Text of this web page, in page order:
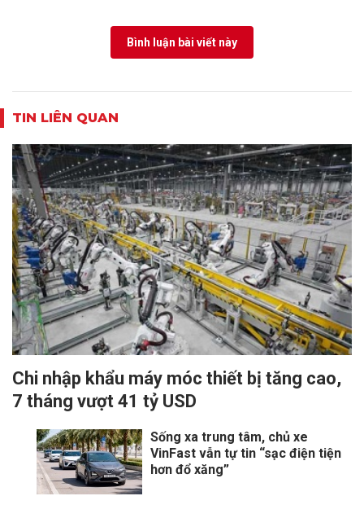
Bình luận bài viết này
TIN LIÊN QUAN
Chi nhập khẩu máy móc thiết bị tăng cao,
7 tháng vượt 41 tỷ USD
Sống xa trung tâm, chủ xe
VinFast vẫn tự tin “sạc điện tiện
hơn đổ xăng”